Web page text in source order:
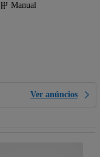
Manual
Ver anúncios